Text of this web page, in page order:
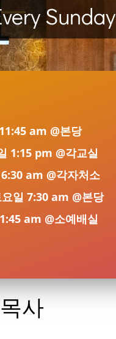
Sunday
am @본당
1:15 pm @각교실
am @각자처소
일 7:30 am @본당
am @소예배실
사